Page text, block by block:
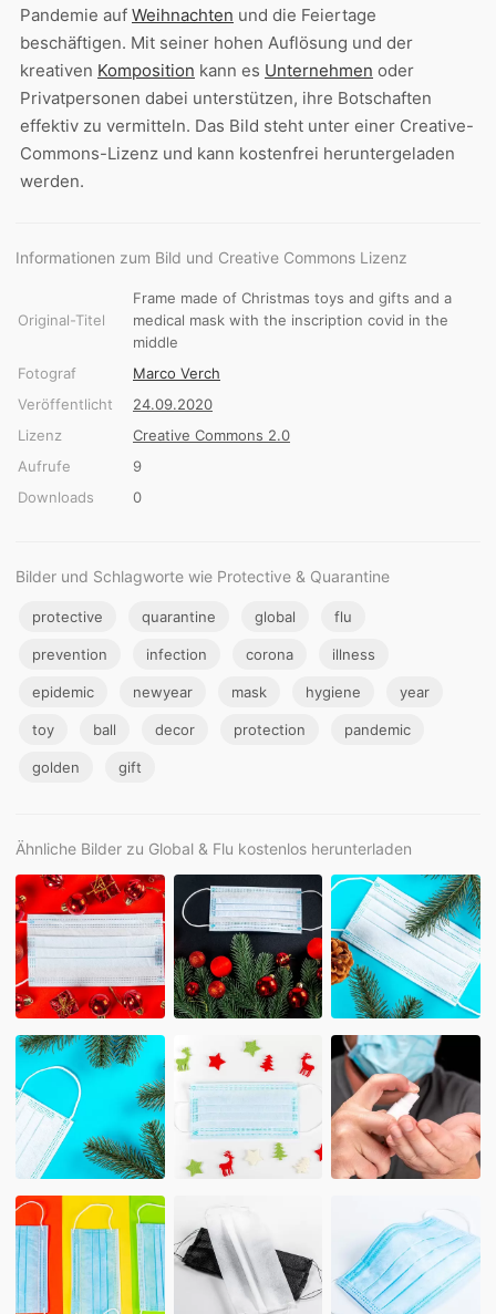
Pandemie auf Weihnachten und die Feiertage
beschäftigen. Mit seiner hohen Auflösung und der
kreativen Komposition kann es Unternehmen oder
Privatpersonen dabei unterstützen, ihre Botschaften
effektiv zu vermitteln. Das Bild steht unter einer Creative-
Commons-Lizenz und kann kostenfrei heruntergeladen
werden.
Informationen zum Bild und Creative Commons Lizenz
Original-Titel
Frame made of Christmas toys and gifts and a
medical mask with the inscription covid in the
middle
Fotograf
Marco Verch
Veröffentlicht
24.09.2020
Lizenz
Creative Commons 2.0
Aufrufe
9
Downloads
0
Bilder und Schlagworte wie Protective & Quarantine
protective quarantine global flu
prevention infection corona illness
epidemic newyear mask hygiene year
toy ball decor protection pandemic
golden gift
Ähnliche Bilder zu Global & Flu kostenlos herunterladen